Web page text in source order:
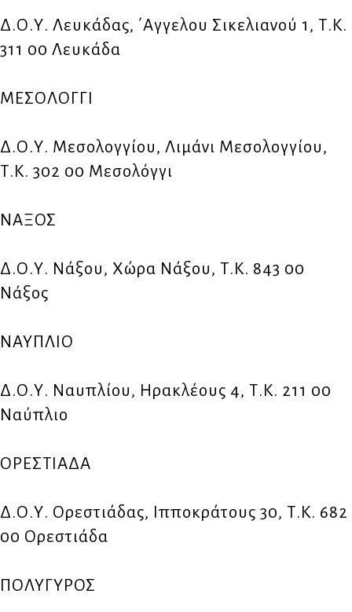
Δ.Ο.Υ. Λευκάδας, ΄Αγγελου Σικελιανού 1, Τ.Κ.
311 00 Λευκάδα
ΜΕΣΟΛΟΓΓΙ
Δ.Ο.Υ. Μεσολογγίου, Λιμάνι Μεσολογγίου,
Τ.Κ. 302 00 Μεσολόγγι
ΝΑΞΟΣ
Δ.Ο.Υ. Νάξου, Χώρα Νάξου, Τ.Κ. 843 00
Νάξος
ΝΑΥΠΛΙΟ
Δ.Ο.Υ. Ναυπλίου, Ηρακλέους 4, Τ.Κ. 211 00
Ναύπλιο
ΟΡΕΣΤΙΑΔΑ
Δ.Ο.Υ. Ορεστιάδας, Ιπποκράτους 30, Τ.Κ. 682
00 Ορεστιάδα
ΠΟΛΥΓΥΡΟΣ